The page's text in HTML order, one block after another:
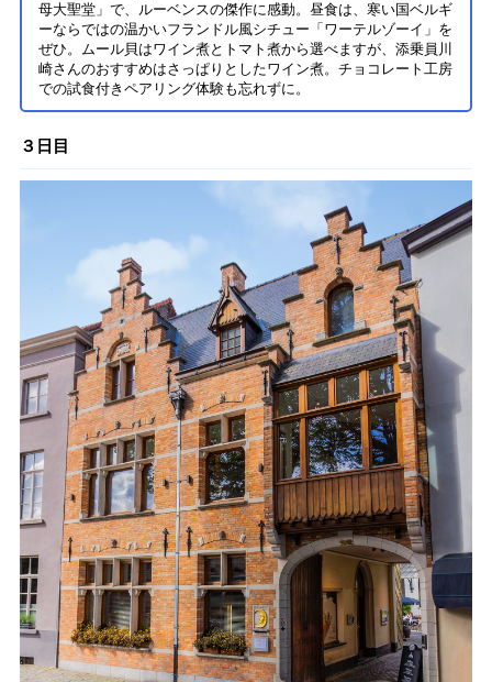
母大聖堂」で、ルーベンスの傑作に感動。昼食は、寒い国ベルギ
ーならではの温かいフランドル風シチュー「ワーテルゾーイ」を
ぜひ。ムール貝はワイン煮とトマト煮から選べますが、添乗員川
崎さんのおすすめはさっぱりとしたワイン煮。チョコレート工房
での試食付きペアリング体験も忘れずに。
３日目